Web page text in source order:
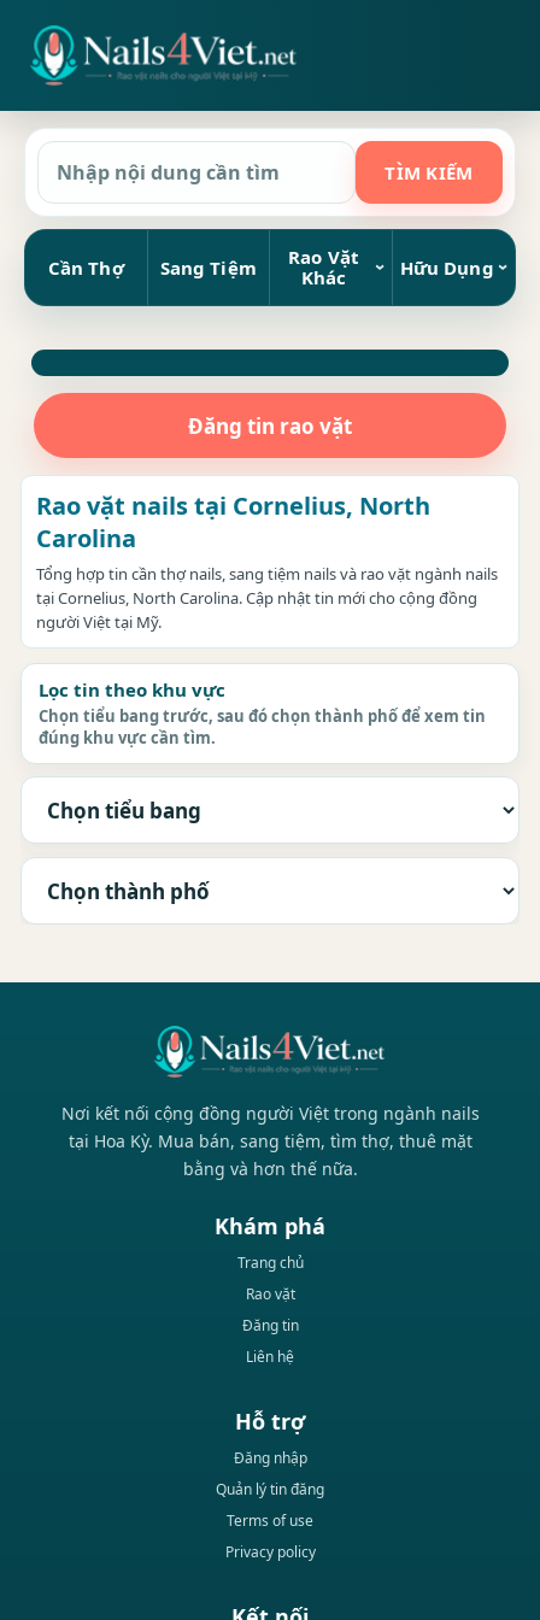
Cần Thợ Sang Tiệm
Rao Vặt
Khác
Hữu Dụng
Đăng tin rao vặt
Rao vặt nails tại Cornelius, North
Carolina
Tổng hợp tin cần thợ nails, sang tiệm nails và rao vặt ngành nails
tại Cornelius, North Carolina. Cập nhật tin mới cho cộng đồng
người Việt tại Mỹ.
Lọc tin theo khu vực
Chọn tiểu bang trước, sau đó chọn thành phố để xem tin
đúng khu vực cần tìm.
Nơi kết nối cộng đồng người Việt trong ngành nails
tại Hoa Kỳ. Mua bán, sang tiệm, tìm thợ, thuê mặt
bằng và hơn thế nữa.
Khám phá
Trang chủ
Rao vặt
Đăng tin
Liên hệ
Hỗ trợ
Đăng nhập
Quản lý tin đăng
Terms of use
Privacy policy